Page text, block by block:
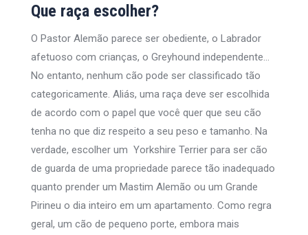
Que raça escolher?
O Pastor Alemão parece ser obediente, o Labrador
afetuoso com crianças, o Greyhound independente…
No entanto, nenhum cão pode ser classificado tão
categoricamente. Aliás, uma raça deve ser escolhida
de acordo com o papel que você quer que seu cão
tenha no que diz respeito a seu peso e tamanho. Na
verdade, escolher um Yorkshire Terrier para ser cão
de guarda de uma propriedade parece tão inadequado
quanto prender um Mastim Alemão ou um Grande
Pirineu o dia inteiro em um apartamento. Como regra
geral, um cão de pequeno porte, embora mais